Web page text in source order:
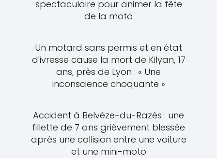
spectaculaire pour animer la fête
de la moto
Un motard sans permis et en état
d'ivresse cause la mort de Kilyan, 17
ans, près de Lyon : « Une
inconscience choquante »
Accident à Belvèze-du-Razès : une
fillette de 7 ans grièvement blessée
après une collision entre une voiture
et une mini-moto